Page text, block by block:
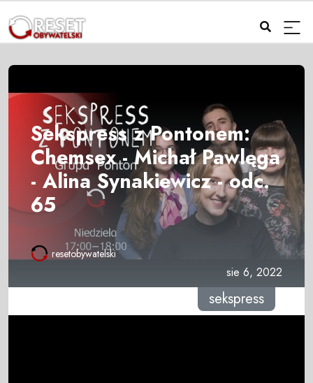
Sekspress z Pontonem:
Chemsex - Michał Pawlęga
- Alina Synakiewicz - odc.
65
resetobywatelski
sie 6, 2022
sekspress